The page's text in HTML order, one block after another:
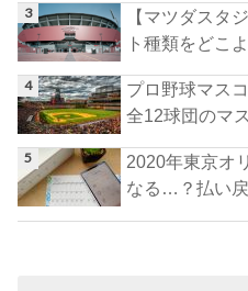
【マツダスタ
ト種類をどこ
プロ野球マス
全12球団のマ
2020年東京オ
なる…？払い